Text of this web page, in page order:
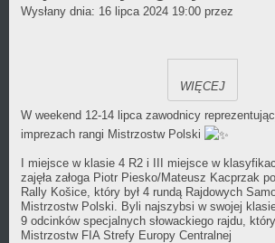
dodany
Wysłany dnia: 16 lipca 2024 19:00 przez
WIĘCEJ
W weekend 12-14 lipca zawodnicy
imprezach rangi Mistrzostw Polski
I miejsce w klasie 4 R2 i III miejsce w
zajęła załoga Piotr Piesko/Mateusz Kacprzak
Rally Košice, który był 4 rundą Rajdowych
Mistrzostw Polski. Byli najszybsi w swojej
9 odcinków specjalnych słowackiego rajdu,
Mistrzostw FIA Strefy Europy Centralnej